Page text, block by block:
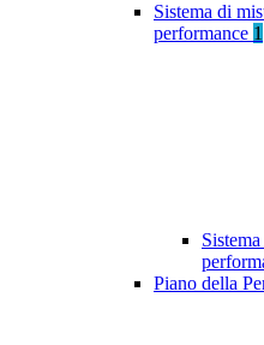
Sistema di
performance 1
Piano della